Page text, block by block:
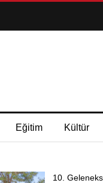
Eğitim Kültür
10.